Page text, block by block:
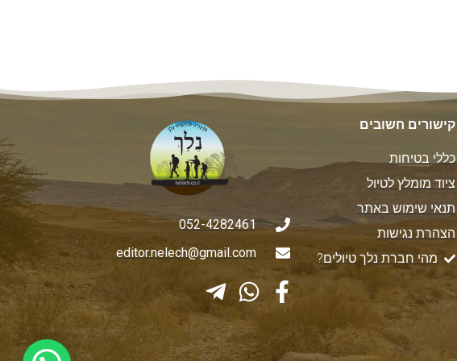
קישורים חשובים
כללי בטיחות
ציוד מומלץ לטיול
תנאי שימוש באתר
הצהרת נגישות
מהי חברת נלך טיולים?
052-4282461
editor.nelech@gmail.com